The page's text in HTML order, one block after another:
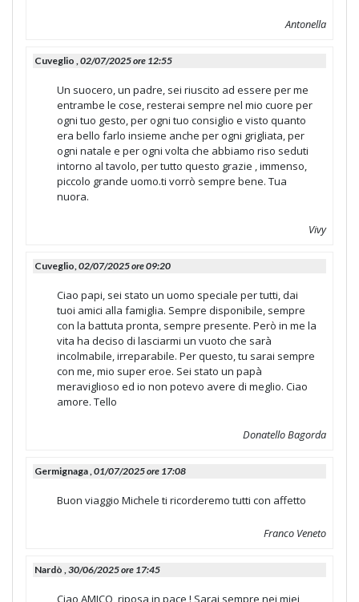
Antonella
Cuveglio ,02/07/2025 ore 12:55
Un suocero, un padre, sei riuscito ad essere per me
entrambe le cose, resterai sempre nel mio cuore per
ogni tuo gesto, per ogni tuo consiglio e visto quanto
era bello farlo insieme anche per ogni grigliata, per
ogni natale e per ogni volta che abbiamo riso seduti
intorno al tavolo, per tutto questo grazie , immenso,
piccolo grande uomo.ti vorrò sempre bene. Tua
nuora.
Vivy
Cuveglio,02/07/2025 ore 09:20
Ciao papi, sei stato un uomo speciale per tutti, dai
tuoi amici alla famiglia. Sempre disponibile, sempre
con la battuta pronta, sempre presente. Però in me la
vita ha deciso di lasciarmi un vuoto che sarà
incolmabile, irreparabile. Per questo, tu sarai sempre
con me, mio super eroe. Sei stato un papà
meraviglioso ed io non potevo avere di meglio. Ciao
amore. Tello
Donatello Bagorda
Germignaga ,01/07/2025 ore 17:08
Buon viaggio Michele ti ricorderemo tutti con affetto
Franco Veneto
Nardò ,30/06/2025 ore 17:45